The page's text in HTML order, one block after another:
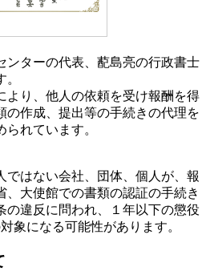
ンターの代表、蓜島亮の行政書士
より、他人の依頼を受け報酬を得
の作成、提出等の手続きの代理を
れています。
ではない会社、団体、個人が、報
、大使館での書類の認証の手続き
違反に問われ、
１年以下の懲役
象になる可能性があります。